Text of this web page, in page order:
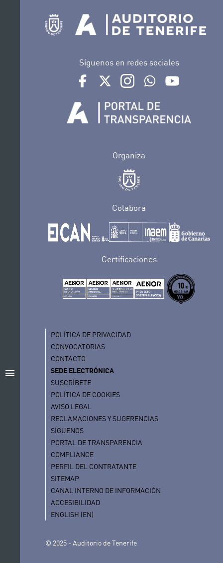
menu
Síguenos en redes sociales
Ir a perfil de Auditorio de Tenerife en
Ir a perfil de Auditorio de Tenerife
Ir a perfil de Auditorio de
Ir al Boletín
Organiza
Colabora
Certificaciones
POLÍTICA DE PRIVACIDAD
CONVOCATORIAS
CONTACTO
SEDE ELECTRÓNICA
SUSCRÍBETE
POLÍTICA DE COOKIES
AVISO LEGAL
RECLAMACIONES Y SUGERENCIAS
SÍGUENOS
PORTAL DE TRANSPARENCIA
COMPLIANCE
PERFIL DEL CONTRATANTE
SITEMAP
CANAL INTERNO DE INFORMACIÓN
ACCESIBILIDAD
ENGLISH (EN)
© 2025 - Auditorio de Tenerife